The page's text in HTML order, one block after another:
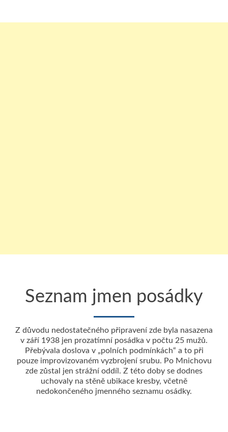
Seznam jmen posádky
Z důvodu nedostatečného připravení zde byla nasazena
v září 1938 jen prozatímní posádka v počtu 25 mužů.
Přebývala doslova v „polních podmínkách“ a to při
pouze improvizovaném vyzbrojení srubu. Po Mnichovu
zde zůstal jen strážní oddíl. Z této doby se dodnes
uchovaly na stěně ubikace kresby, včetně
nedokončeného jmenného seznamu osádky.